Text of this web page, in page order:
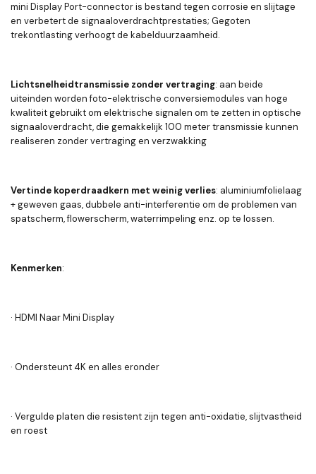
mini Display Port-connector is bestand tegen corrosie en slijtage
en verbetert de signaaloverdrachtprestaties; Gegoten
trekontlasting verhoogt de kabelduurzaamheid.
Lichtsnelheidtransmissie zonder vertraging: aan beide
uiteinden worden foto-elektrische conversiemodules van hoge
kwaliteit gebruikt om elektrische signalen om te zetten in optische
signaaloverdracht, die gemakkelijk 100 meter transmissie kunnen
realiseren zonder vertraging en verzwakking
Vertinde koperdraadkern met weinig verlies: aluminiumfolielaag
+ geweven gaas, dubbele anti-interferentie om de problemen van
spatscherm, flowerscherm, waterrimpeling enz. op te lossen.
Kenmerken:
· HDMI Naar Mini Display
· Ondersteunt 4K en alles eronder
· Vergulde platen die resistent zijn tegen anti-oxidatie, slijtvastheid
en roest